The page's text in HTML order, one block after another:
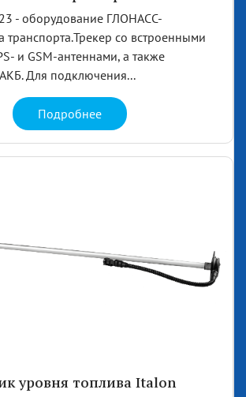
- оборудование ГЛОНАСС-
транспорта.Трекер со встроенными
и GSM-антеннами, а также
Для подключения...
Подробнее
уровня топлива Italon